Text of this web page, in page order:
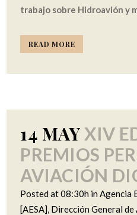
trabajo sobre Hidroavión y
READ MORE
14 MAY XIV
PREMIOS
AVIACIÓN
Posted at 08:30h inAgencia
[AESA], Dirección General